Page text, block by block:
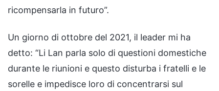
ricompensarla in futuro”.
Un giorno di ottobre del 2021, il leader mi ha
detto: “Li Lan parla solo di questioni domestiche
durante le riunioni e questo disturba i fratelli e le
sorelle e impedisce loro di concentrarsi sul